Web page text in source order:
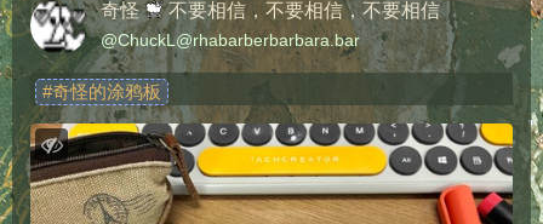
奇怪 不要相信，不要相信，不要相信
@ChuckL@rhabarberbarbara.bar
#奇怪的涂鸦板